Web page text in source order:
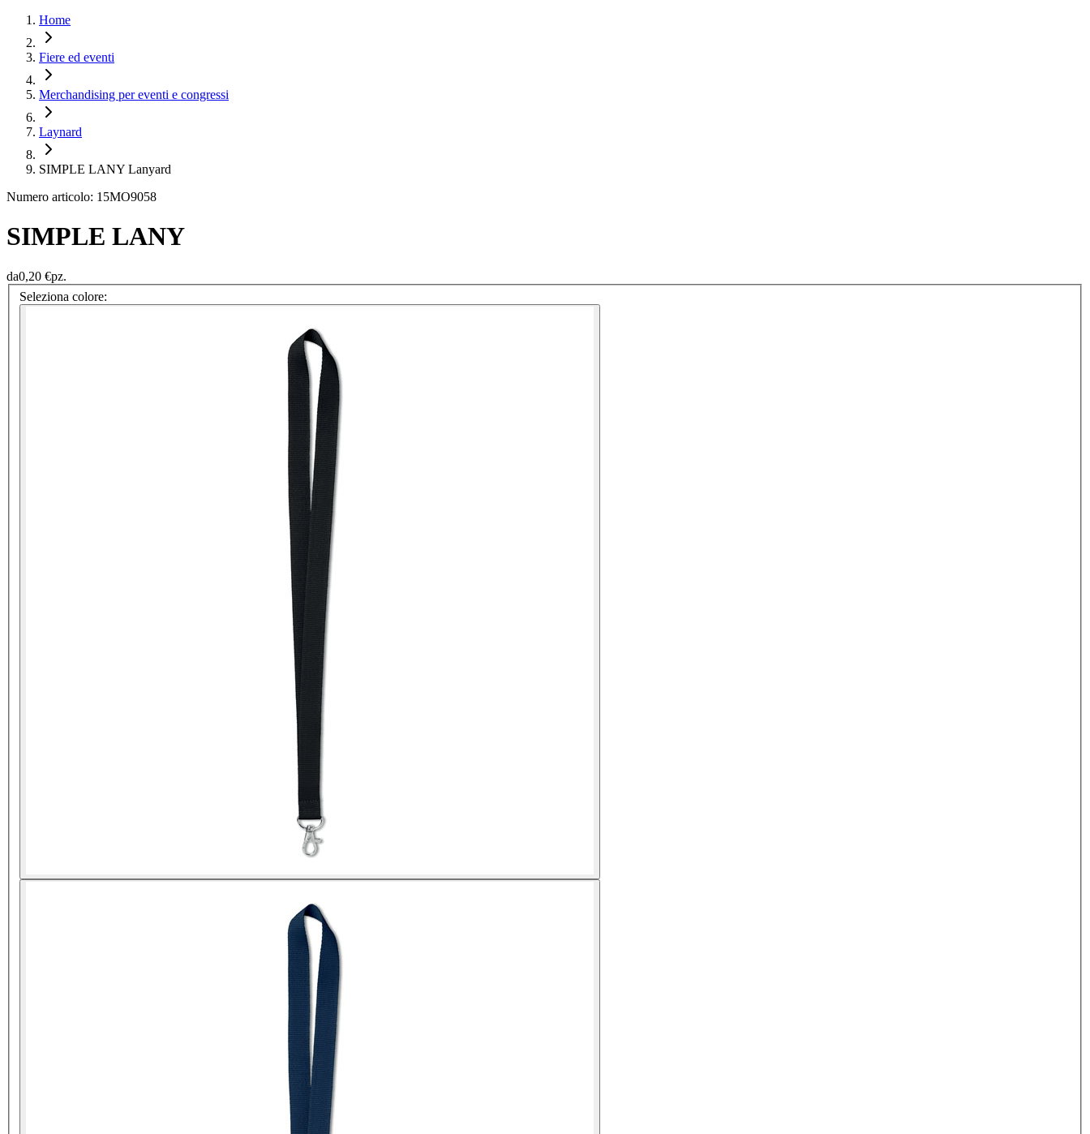
Home
Fiere ed eventi
Merchandising per eventi e congressi
Laynard
SIMPLE LANY Lanyard
Numero articolo: 15MO9058
SIMPLE LANY
da0,20 €pz.
Seleziona colore: